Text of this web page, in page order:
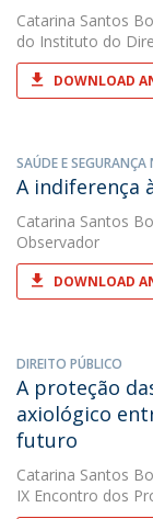
Catarina Santos
do Instituto do
DOWNLOAD
SAÚDE E
A indiferença
Catarina Santos
Observador
DOWNLOAD
DIREITO PÚBLICO
A proteção
axiológico
futuro
Catarina Santos
IX Encontro dos